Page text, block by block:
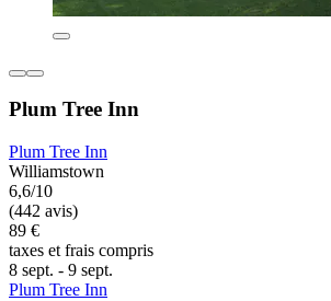
Plum Tree Inn
Plum Tree Inn
Williamstown
6,6/10
(442 avis)
89 €
taxes et frais compris
8 sept. - 9 sept.
Plum Tree Inn